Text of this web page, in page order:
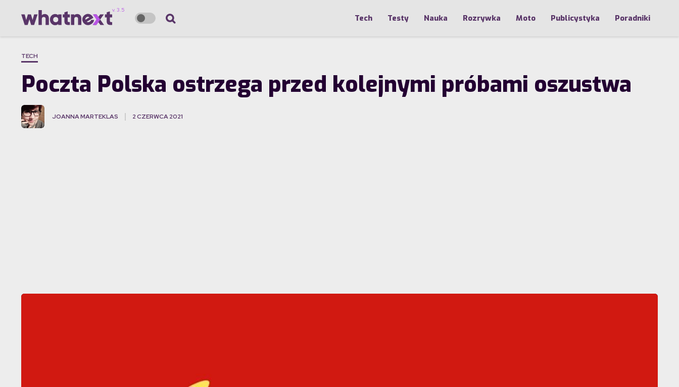
Tech Testy Nauka Rozrywka Moto Publicystyka Poradniki
TECH
Poczta Polska ostrzega przed kolejnymi próbami oszustwa
JOANNA MARTEKLAS 2 CZERWCA 2021